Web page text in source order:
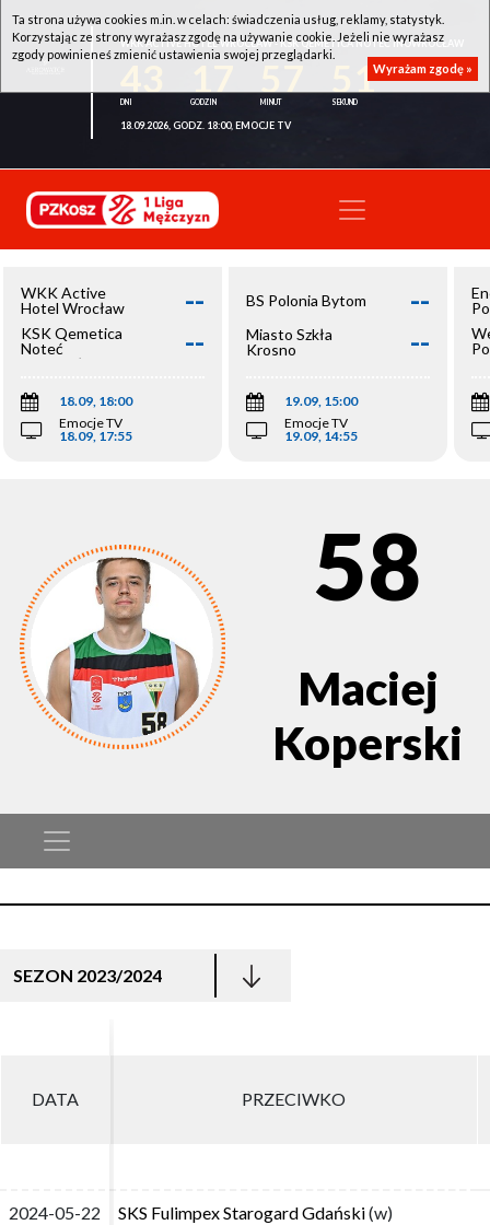
WKK ACTIVE HOTEL WROCŁAW - KSK QEMETICA NOTEĆ INOWROCŁAW
50
18.09.2026, GODZ. 18:00, EMOCJE TV
WKK Active
Hotel Wrocław
--
KSK Qemetica
Noteć
Inowrocław
--
18.09, 18:00
Emocje TV
18.09, 17:55
BS Polonia Bytom --
Miasto Szkła
Krosno
--
19.09, 15:00
Emocje TV
19.09, 14:55
58
Maciej
Koperski
SEZON 2023/2024
DATA PRZECIWKO
2024-05-22 SKS Fulimpex Starogard Gdański(w)
DATA PRZECIWKO
2024-05-22 SKS Fulimpex Starogard Gdański(w)
Ta strona używa cookies m.in. w celach: świadczenia usług, reklamy, statystyk.
Korzystając ze strony wyrażasz zgodę na używanie cookie. Jeżeli nie wyrażasz
zgody powinieneś zmienić ustawienia swojej przeglądarki.
Wyrażam zgodę »